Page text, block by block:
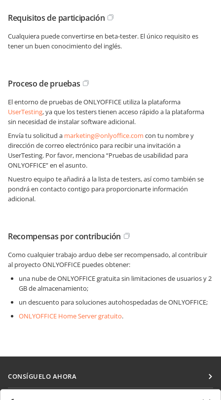
Requisitos de participación
Cualquiera puede convertirse en beta-tester. El único requisito es
tener un buen conocimiento del inglés.
Proceso de pruebas
El entorno de pruebas de ONLYOFFICE utiliza la plataforma
UserTesting, ya que los testers tienen acceso rápido a la plataforma
sin necesidad de instalar software adicional.
Envía tu solicitud a marketing@onlyoffice.com con tu nombre y
dirección de correo electrónico para recibir una invitación a
UserTesting. Por favor, menciona “Pruebas de usabilidad para
ONLYOFFICE” en el asunto.
Nuestro equipo te añadirá a la lista de testers, así como también se
pondrá en contacto contigo para proporcionarte información
adicional.
Recompensas por contribución
Como cualquier trabajo arduo debe ser recompensado, al contribuir
al proyecto ONLYOFFICE puedes obtener:
una nube de ONLYOFFICE gratuita sin limitaciones de usuarios y 2
GB de almacenamiento;
un descuento para soluciones autohospedadas de ONLYOFFICE;
ONLYOFFICE Home Server gratuito.
CONSÍGUELO AHORA
Docs